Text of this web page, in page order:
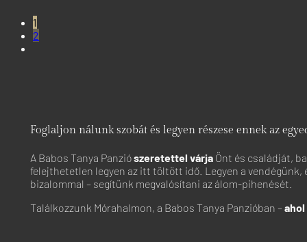
1
2
Foglaljon nálunk szobát és legyen részese ennek az
A Babos Tanya Panziószeretettel várja Önt és családját,
felejthetetlen legyen az itt töltött idő. Legyen a vendégünk,
bizalommal – segítünk megvalósítani az álom-pihenését.
Találkozzunk Mórahalmon, a Babos Tanya Panzióban –